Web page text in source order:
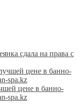
сдала на права с
цене в банно-
spa.kz